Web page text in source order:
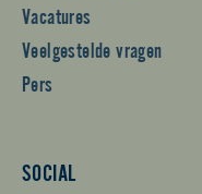
Vacatures
Veelgestelde vragen
Pers
SOCIAL